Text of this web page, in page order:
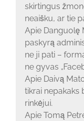
skirtingus
neaišku, ar tie
Apie Danguolę
paskyrą
ne ji pati –
ne gyvas
Apie Daivą
tikrai nepakaks
rinkėjui.
Apie Tomą